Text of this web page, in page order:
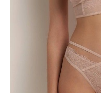
poliamid 70%, elastan 20%,
Podmiot odpowiedzialny
EuroTrade Tex Sp z o.o.
91-341, Łódź, Polska
info@conteshop.pl
Ten produkt nie ma pytań